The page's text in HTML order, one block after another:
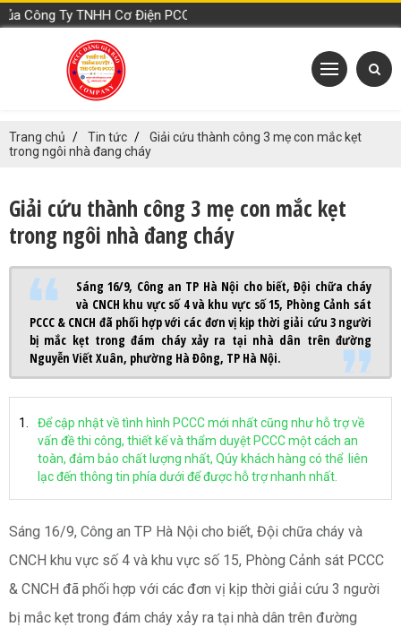
Ty TNHH Cơ Điện PCCC Đặng Gia Bảo
Trang chủ Tin tức
Giải cứu thành công 3 mẹ con mắc kẹt
trong ngôi nhà đang cháy
Giải cứu thành công 3 mẹ con mắc kẹt
trong ngôi nhà đang cháy
Sáng 16/9, Công an TP Hà Nội cho biết, Đội chữa cháy
và CNCH khu vực số 4 và khu vực số 15, Phòng Cảnh sát
PCCC & CNCH đã phối hợp với các đơn vị kịp thời giải cứu 3 người
bị mắc kẹt trong đám cháy xảy ra tại nhà dân trên đường
Nguyễn Viết Xuân, phường Hà Đông, TP Hà Nội.
Để cập nhật về tình hình PCCC mới nhất cũng như hỗ trợ về
vấn đề thi công, thiết kế và thẩm duyệt PCCC một cách an
toàn, đảm bảo chất lượng nhất, Qúy khách hàng có thể liên
lạc đến thông tin phía dưới để được hỗ trợ nhanh nhất.
Sáng 16/9, Công an TP Hà Nội cho biết, Đội chữa cháy và
CNCH khu vực số 4 và khu vực số 15, Phòng Cảnh sát PCCC
& CNCH đã phối hợp với các đơn vị kịp thời giải cứu 3 người
bị mắc kẹt trong đám cháy xảy ra tại nhà dân trên đường